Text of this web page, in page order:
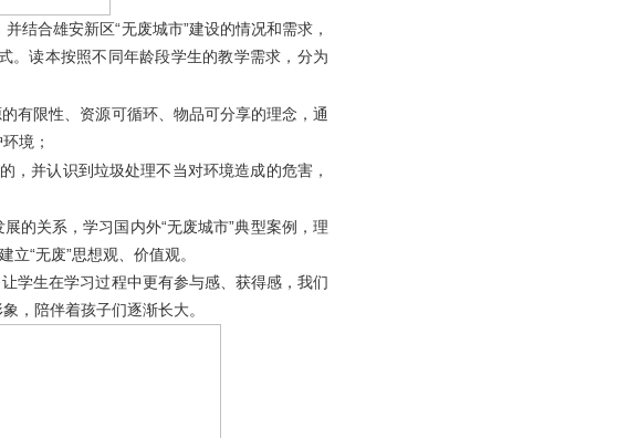
结合雄安新区“无废城市”建设的情况和需求，
。读本按照不同年龄段学生的教学需求，分为
有限性、资源可循环、物品可分享的理念，通
境；
，并认识到垃圾处理不当对环境造成的危害，
的关系，学习国内外“无废城市”典型案例，理
“无废”思想观、价值观。
学生在学习过程中更有参与感、获得感，我们
，陪伴着孩子们逐渐长大。